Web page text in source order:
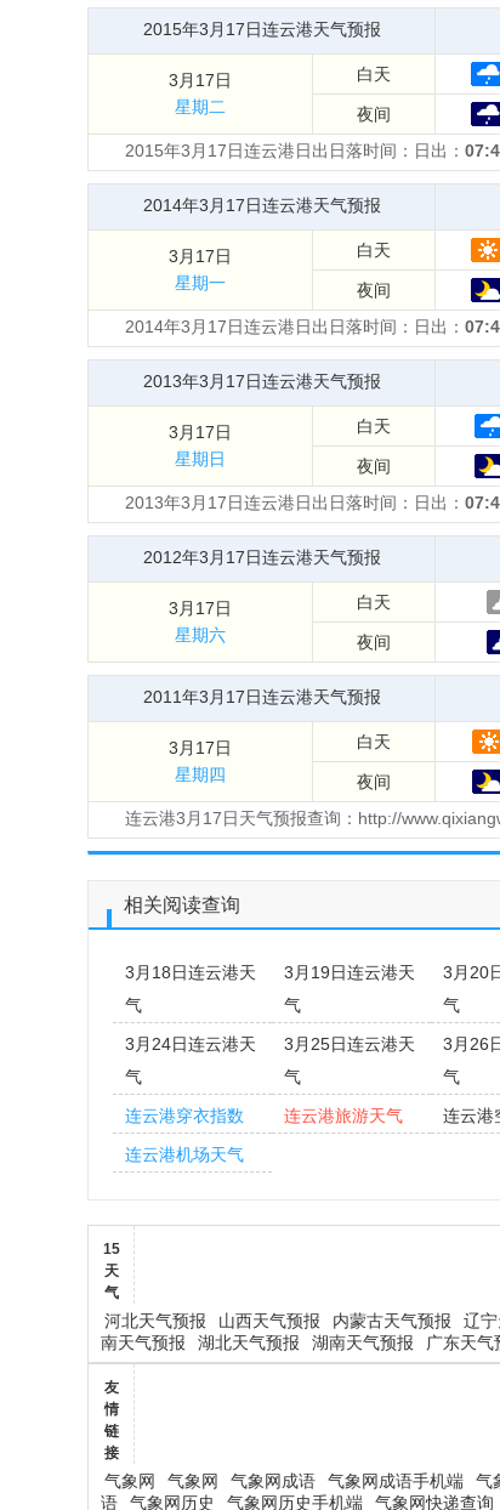
2015年3月17日连云港天气预报
3月17日
星期二
白天
夜间
2015年3月17日连云港日出日落时间：日出：
2014年3月17日连云港天气预报
3月17日
星期一
白天
夜间
2014年3月17日连云港日出日落时间：日出：
2013年3月17日连云港天气预报
3月17日
星期日
白天
夜间
2013年3月17日连云港日出日落时间：日出：
2012年3月17日连云港天气预报
3月17日
星期六
白天
夜间
2011年3月17日连云港天气预报
3月17日
星期四
白天
夜间
连云港3月17日天气预报查询：http://
相关阅读查询
3月18日连云港天
气
3月19日连云港天
气
3月20
气
3月24日连云港天
气
3月25日连云港天
气
3月26
气
连云港穿衣指数
连云港旅游天气 连云港
连云港机场天气
15
天
气
河北天气预报 山西天气预报 内蒙古天气预报 辽
南天气预报
湖北天气预报 湖南天气预报 广东天气
友
情
链
接
气象网 气象网 气象网成语 气象网成语手机端 气
语
气象网历史 气象网历史手机端 气象网快递查询